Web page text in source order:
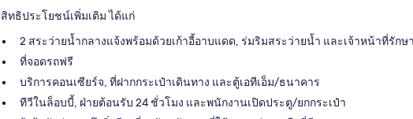
สิทธิประโยชน์เพิ่มเติม ได้แก่
2 สระว่ายน้ำกลางแจ้งพร้อมด้วยเก้าอี้อาบแดด, ร่มริมสระว่ายน้ำ และเจ้าหน้าที่รัก
ที่จอดรถฟรี
บริการคอนเซียร์จ, ที่ฝากกระเป๋าเดินทาง และตู้เอทีเอ็ม/ธนาคาร
ทีวีในล็อบบี้, ฝ่ายต้อนรับ 24 ชั่วโมง และพนักงานเปิดประตู/ยกกระเป๋า